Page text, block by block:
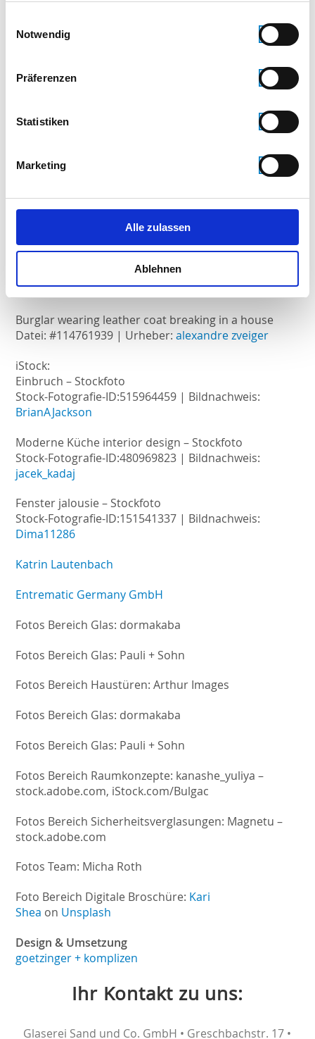
Notwendig
Präferenzen
Statistiken
Marketing
Alle zulassen
Ablehnen
Modern and luxury living Room, penthouse
Living room
Living room
Haustür © Matthias Buehner
Kontrast
Datei: #67232565 | Urheber:tektur
Badewanne und Dachschräge"
Datei: #68939760 | Urheber:XtravaganT
Burglar wearing leather coat breaking in a house
Datei: #114761939 | Urheber:alexandre zveiger
iStock:
Einbruch – Stockfoto
Stock-Fotografie-ID:515964459 | Bildnachweis:
BrianAJackson
Moderne Küche interior design – Stockfoto
Stock-Fotografie-ID:480969823 | Bildnachweis:
jacek_kadaj
Fenster jalousie – Stockfoto
Stock-Fotografie-ID:151541337 | Bildnachweis:
Dima11286
Katrin Lautenbach
Entrematic Germany GmbH
Fotos Bereich Glas: dormakaba
Fotos Bereich Glas: Pauli + Sohn
Fotos Bereich Haustüren: Arthur Images
Fotos Bereich Glas: dormakaba
Fotos Bereich Glas: Pauli + Sohn
Fotos Bereich Raumkonzepte: kanashe_yuliya –
stock.adobe.com, iStock.com/Bulgac
Fotos Bereich Sicherheitsverglasungen: Magnetu –
stock.adobe.com
Fotos Team: Micha Roth
Foto Bereich Digitale Broschüre: Kari
Shea on Unsplash
Design & Umsetzung
goetzinger + komplizen
Ihr Kontakt zu uns:
Glaserei Sand und Co. GmbH • Greschbachstr. 17 •